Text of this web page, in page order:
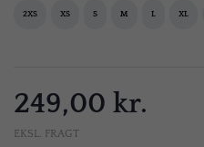
2XS XS S M L XL
249,00 kr.
EKSL. FRAGT